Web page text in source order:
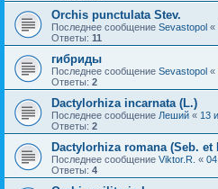
Orchis punctulata Stev.
Последнее сообщение Sevastopol «
Ответы: 11
гибриды
Последнее сообщение Sevastopol «
Ответы: 2
Dactylorhiza incarnata (L.)
Последнее сообщение Леший « 13
Ответы: 2
Dactylorhiza romana (Seb. et
Последнее сообщение Viktor.R. «
Ответы: 4